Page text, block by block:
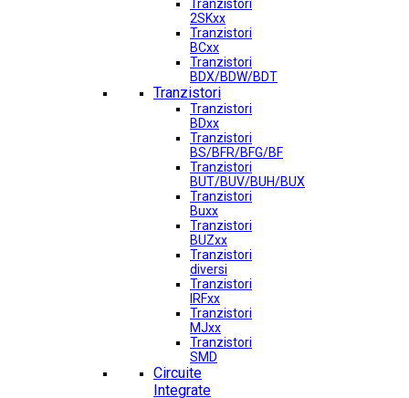
Tranzistori
2SKxx
Tranzistori
BCxx
Tranzistori
BDX/BDW/BDT
Tranzistori
Tranzistori
BDxx
Tranzistori
BS/BFR/BFG/BF
Tranzistori
BUT/BUV/BUH/BUX
Tranzistori
Buxx
Tranzistori
BUZxx
Tranzistori
diversi
Tranzistori
IRFxx
Tranzistori
MJxx
Tranzistori
SMD
Circuite
Integrate